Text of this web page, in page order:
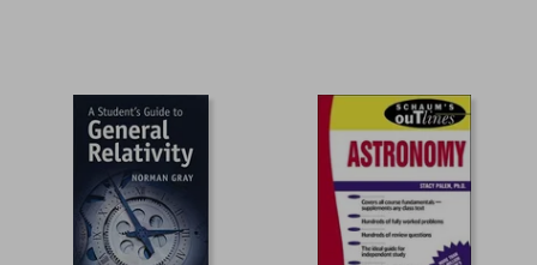
10%
dcto. $ 41.490
10%
dcto. $